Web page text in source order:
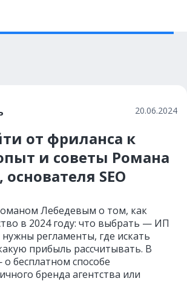
20.06.2024
от фриланса к
и советы Романа
SEO
Лебедевым о том, как
в 2024 году: что выбрать — ИП
регламенты, где искать
прибыль рассчитывать. В
бесплатном способе
бренда агентства или